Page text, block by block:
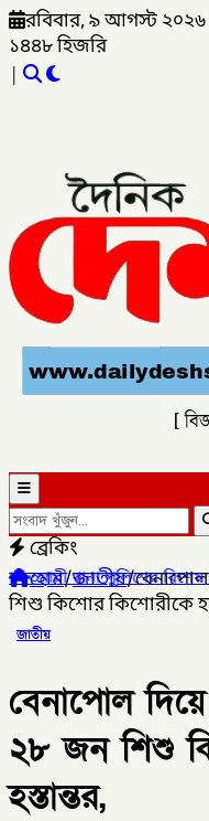
রবিবার, ৯ আগস্ট ২০২৬
১৪৪৮ হিজরি
|
[
ব্রেকিং
বিশেষ অভিযানে , মাদক
হোম/জাতীয়/
শিশু কিশোর কিশোরীকে
জাতীয়
বেনাপোল
২৮ জন শিশু
হস্তান্তর,